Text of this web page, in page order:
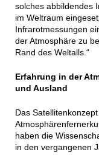
solches abbildendes
im Weltraum
Infrarotmessungen
der Atmosphäre zu
Rand des Weltalls.“
Erfahrung in der
und Ausland
Das
haben die
in den vergangenen